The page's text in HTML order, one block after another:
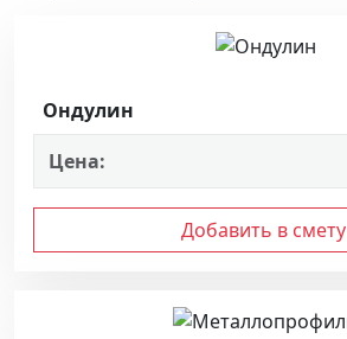
Ондулин
Цена:
Добавить в смету